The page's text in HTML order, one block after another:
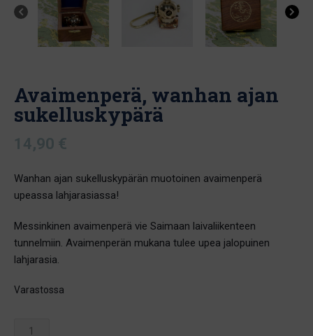
Avaimenperä, wanhan ajan
sukelluskypärä
14,90 €
Wanhan ajan sukelluskypärän muotoinen avaimenperä
upeassa lahjarasiassa!
Messinkinen avaimenperä vie Saimaan laivaliikenteen
tunnelmiin. Avaimenperän mukana tulee upea jalopuinen
lahjarasia.
Varastossa
Avaimenperä,